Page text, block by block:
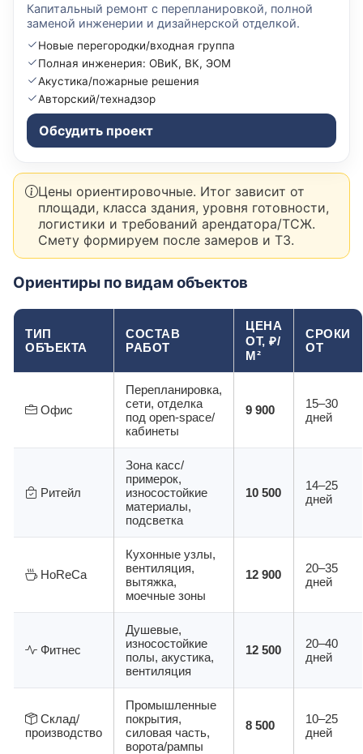
Капитальный ремонт с перепланировкой, полной
заменой инженерии и дизайнерской отделкой.
Новые перегородки/входная группа
Полная инженерия: ОВиК, ВК, ЭОМ
Акустика/пожарные решения
Авторский/технадзор
Обсудить проект
Цены ориентировочные. Итог зависит от
площади, класса здания, уровня готовности,
логистики и требований арендатора/ТСЖ.
Смету формируем после замеров и ТЗ.
Ориентиры по видам объектов
ТИП
ОБЪЕКТА
СОСТАВ
РАБОТ
ЦЕНА
ОТ, ₽/
М²
СРОКИ
ОТ
Офис
Перепланировка,
сети, отделка
под open-space/
кабинеты
9 900
15–30
дней
Ритейл
Зона касс/
примерок,
износостойкие
материалы,
подсветка
10 500
14–25
дней
HoReCa
Кухонные узлы,
вентиляция,
вытяжка,
моечные зоны
12 900
20–35
дней
Фитнес
Душевые,
износостойкие
полы, акустика,
вентиляция
12 500
20–40
дней
Склад/
производство
Промышленные
покрытия,
силовая часть,
ворота/рампы
8 500
10–25
дней